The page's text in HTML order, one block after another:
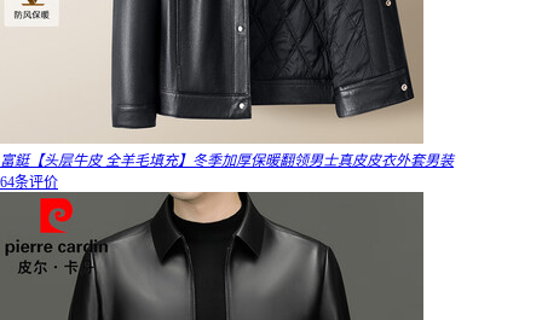
富鋌【头层牛皮 全羊毛填充】冬季加厚保暖翻领男士真皮皮衣外套男装
64条评价